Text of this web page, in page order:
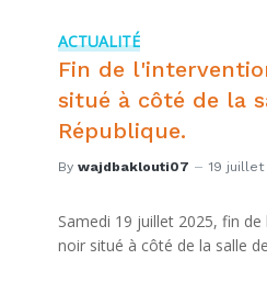
ACTUALITÉ
Fin de
situé à côté de la
République.
By wajdbaklouti07 19 juillet
Samedi 19 juillet 2025, fin
noir situé à côté de la salle